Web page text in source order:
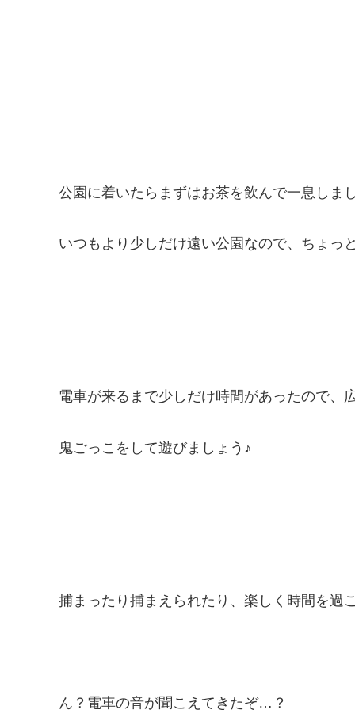
公園に着いたらまずはお茶を飲んで一息しま
いつもより少しだけ遠い公園なので、ちょっ
電車が来るまで少しだけ時間があったので、
鬼ごっこをして遊びましょう♪
捕まったり捕まえられたり、楽しく時間を過
ん？電車の音が聞こえてきたぞ…？